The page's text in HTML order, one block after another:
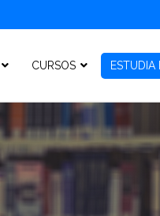
CURSOS ESTUDIA